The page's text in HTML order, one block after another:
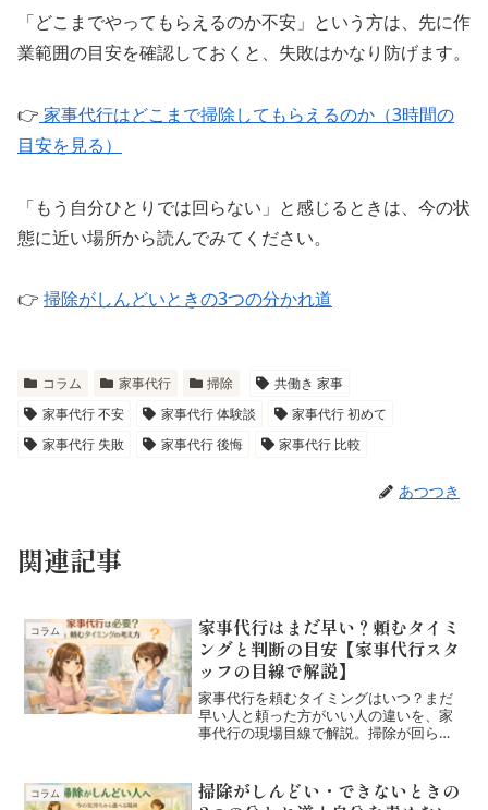
「どこまでやってもらえるのか不安」という方は、先に作
業範囲の目安を確認しておくと、失敗はかなり防げます。
👉 家事代行はどこまで掃除してもらえるのか（3時間の
目安を見る）
「もう自分ひとりでは回らない」と感じるときは、今の状
態に近い場所から読んでみてください。
👉 掃除がしんどいときの3つの分かれ道
コラム 家事代行 掃除
共働き 家事
家事代行 不安
家事代行 体験談
家事代行 初めて
家事代行 失敗
家事代行 後悔 家事代行 比較
あつつき
関連記事
コラム
家事代行はまだ早い？頼むタイミ
ングと判断の目安【家事代行スタ
ッフの目線で解説】
家事代行を頼むタイミングはいつ？まだ
早い人と頼った方がいい人の違いを、家
事代行の現場目線で解説。掃除が回らな
コラム
掃除がしんどい・できないときの